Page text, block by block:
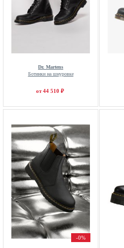
Dr. Martens
Ботинки на шнуровке
от 44 510 ₽
-0%